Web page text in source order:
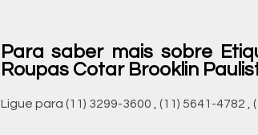
Para saber mais sobre
Roupas Cotar Brooklin
Ligue para (11) 3299-3600 (11) 5641-4782